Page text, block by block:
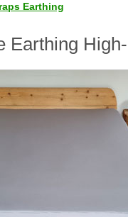
Earthing
Earthing